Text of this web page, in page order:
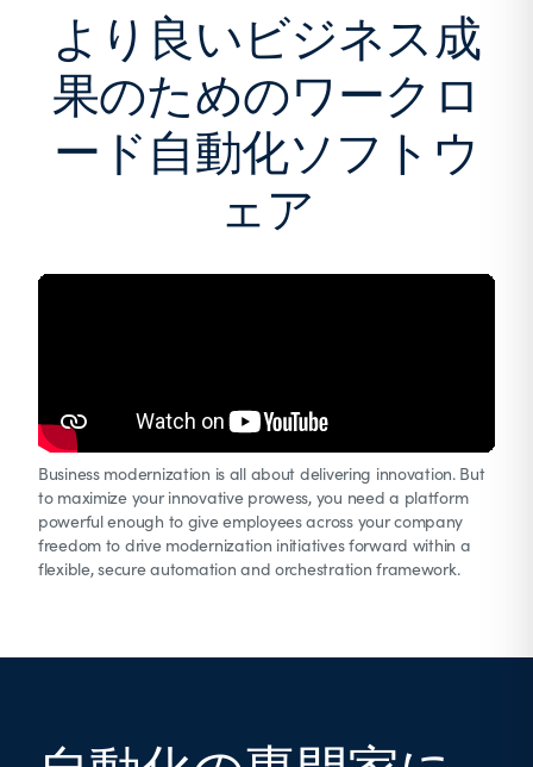
より良いビジネス成
果のためのワークロ
ード自動化ソフトウ
ェア
Business modernization is all about delivering innovation. But
to maximize your innovative prowess, you need a platform
powerful enough to give employees across your company
freedom to drive modernization initiatives forward within a
flexible, secure automation and orchestration framework.